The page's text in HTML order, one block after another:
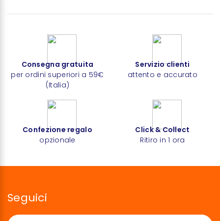
Consegna gratuita
per ordini superiori a 59€
(Italia)
Servizio clienti
attento e accurato
Confezione regalo
opzionale
Click & Collect
Ritiro in 1 ora
Seguici